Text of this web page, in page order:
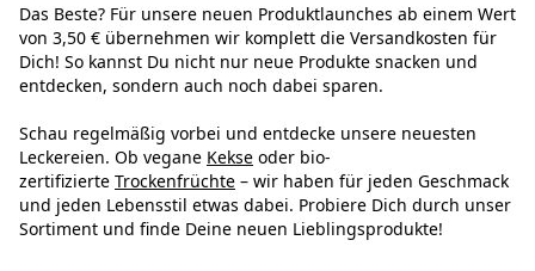
Das Beste? Für unsere neuen Produktlaunches ab einem Wert
von 3,50 € übernehmen wir komplett die Versandkosten für
Dich! So kannst Du nicht nur neue Produkte snacken und
entdecken, sondern auch noch dabei sparen.
Schau regelmäßig vorbei und entdecke unsere neuesten
Leckereien. Ob vegane Kekse oder bio-
zertifizierte Trockenfrüchte – wir haben für jeden Geschmack
und jeden Lebensstil etwas dabei. Probiere Dich durch unser
Sortiment und finde Deine neuen Lieblingsprodukte!